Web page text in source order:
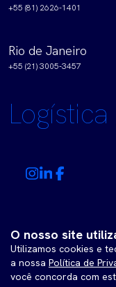
+55 (81) 2626-1401
Rio de Janeiro
+55 (21) 3005-3457
¡Desarrollo
un solo lugar!
O nosso site
Utilizamos cookies e
a nossa Política de
você concorda com